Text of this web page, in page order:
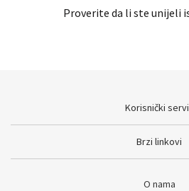
Proverite da li ste unijeli
Korisnički
Brzi linkovi
O nama